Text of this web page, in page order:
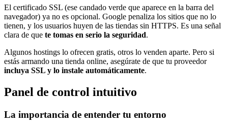
El certificado SSL (ese candado verde que aparece en la barra del
navegador) ya no es opcional. Google penaliza los sitios que no lo
tienen, y los usuarios huyen de las tiendas sin HTTPS. Es una señal
clara de que te tomas en serio la seguridad.
Algunos hostings lo ofrecen gratis, otros lo venden aparte. Pero si
estás armando una tienda online, asegúrate de que tu proveedor
incluya SSL y lo instale automáticamente.
Panel de control intuitivo
La importancia de entender tu entorno